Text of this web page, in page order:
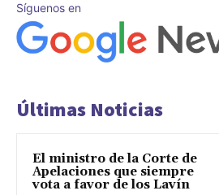
Síguenos en
Últimas Noticias
El ministro de la Corte de
Apelaciones que siempre
vota a favor de los Lavín